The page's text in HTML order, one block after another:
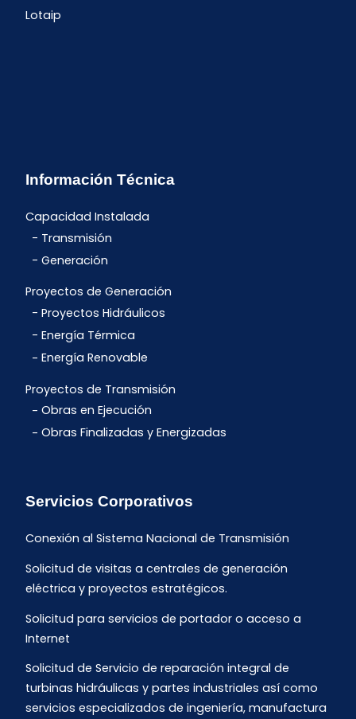
Lotaip
Información Técnica
Capacidad Instalada
Transmisión
Generación
Proyectos de Generación
Proyectos Hidráulicos
Energía Térmica
Energía Renovable
Proyectos de Transmisión
Obras en Ejecución
Obras Finalizadas y Energizadas
Servicios Corporativos
Conexión al Sistema Nacional de Transmisión
Solicitud de visitas a centrales de generación
eléctrica y proyectos estratégicos.
Solicitud para servicios de portador o acceso a
Internet
Solicitud de Servicio de reparación integral de
turbinas hidráulicas y partes industriales así como
servicios especializados de ingeniería, manufactura